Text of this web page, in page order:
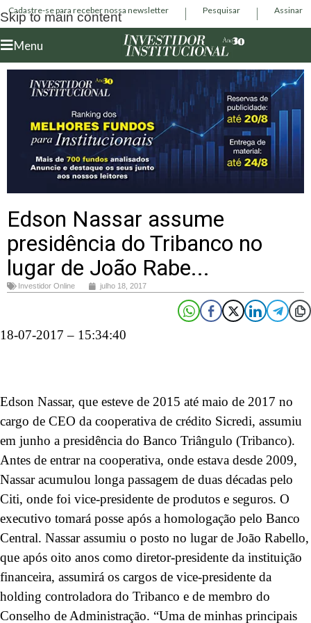
Skip to main content
Cadastre-se para receber nossa newsletter Pesquisar Assinar
Menu
Edson Nassar assume
presidência do Tribanco no
lugar de João Rabe...
Investidor Online julho 18, 2017
18-07-2017 – 15:34:40
Edson Nassar, que esteve de 2015 até maio de 2017 no
cargo de CEO da cooperativa de crédito Sicredi, assumiu
em junho a presidência do Banco Triângulo (Tribanco).
Antes de entrar na cooperativa, onde estava desde 2009,
Nassar acumulou longa passagem de duas décadas pelo
Citi, onde foi vice-presidente de produtos e seguros. O
executivo tomará posse após a homologação pelo Banco
Central. Nassar assumiu o posto no lugar de João Rabello,
que após oito anos como diretor-presidente da instituição
financeira, assumirá os cargos de vice-presidente da
holding controladora do Tribanco e de membro do
Conselho de Administração. “Uma de minhas principais